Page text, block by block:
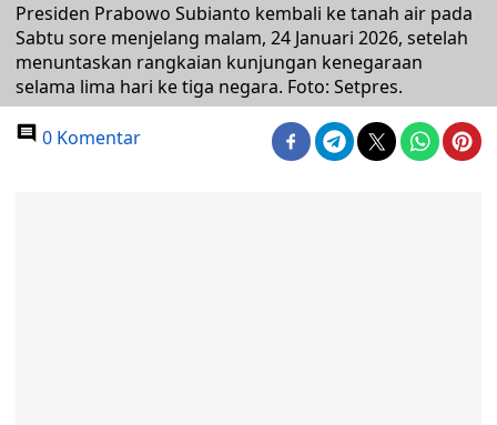
Presiden Prabowo Subianto kembali ke tanah air pada
Sabtu sore menjelang malam, 24 Januari 2026, setelah
menuntaskan rangkaian kunjungan kenegaraan
selama lima hari ke tiga negara. Foto: Setpres.
0 Komentar